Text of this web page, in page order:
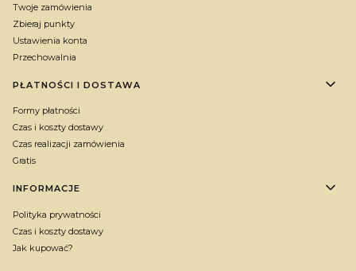
Twoje zamówienia
Zbieraj punkty
Ustawienia konta
Przechowalnia
PŁATNOŚCI I DOSTAWA
Formy płatności
Czas i koszty dostawy
Czas realizacji zamówienia
Gratis
INFORMACJE
Polityka prywatności
Czas i koszty dostawy
Jak kupować?